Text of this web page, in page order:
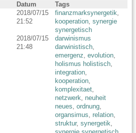
Datum Tags
2018/07/15
21:52
finanzmarksynergetik,
kooperation, synergie
synergetisch
2018/07/15
21:48
darwinismus
darwinistisch,
emergenz, evolution,
holismus holistisch,
integration,
kooperation,
komplexitaet,
netzwerk, neuheit
neues, ordnung,
organsimus, relation,
struktur, synergetik,